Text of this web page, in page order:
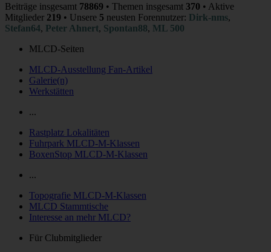
Beiträge insgesamt 78869 • Themen insgesamt 370 • Aktive
Mitglieder 219 • Unsere 5 neusten Forennutzer: Dirk-nms,
Stefan64, Peter Ahnert, Spontan88, ML 500
MLCD-Seiten
MLCD-Ausstellung Fan-Artikel
Galerie(n)
Werkstätten
...
Rastplatz Lokalitäten
Fuhrpark MLCD-M-Klassen
BoxenStop MLCD-M-Klassen
...
Topografie MLCD-M-Klassen
MLCD Stammtische
Interesse an mehr MLCD?
Für Clubmitglieder